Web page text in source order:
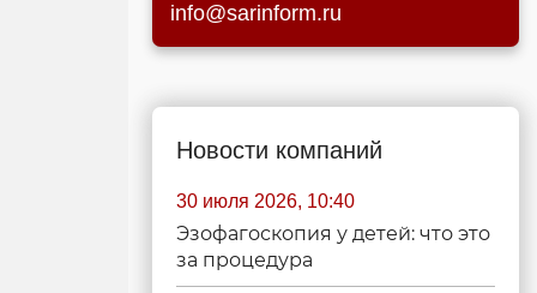
info@sarinform.ru
Новости компаний
30 июля 2026, 10:40
Эзофагоскопия у детей: что это
за процедура